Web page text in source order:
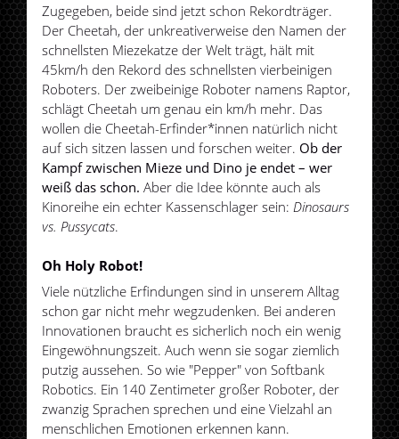
Zugegeben, beide sind jetzt schon Rekordträger.
Der Cheetah, der unkreativerweise den Namen der
schnellsten Miezekatze der Welt trägt, hält mit
45km/h den Rekord des schnellsten vierbeinigen
Roboters. Der zweibeinige Roboter namens Raptor,
schlägt Cheetah um genau ein km/h mehr. Das
wollen die Cheetah-Erfinder*innen natürlich nicht
auf sich sitzen lassen und forschen weiter. Ob der
Kampf zwischen Mieze und Dino je endet – wer
weiß das schon. Aber die Idee könnte auch als
Kinoreihe ein echter Kassenschlager sein: Dinosaurs
vs. Pussycats.
Oh Holy Robot!
Viele nützliche Erfindungen sind in unserem Alltag
schon gar nicht mehr wegzudenken. Bei anderen
Innovationen braucht es sicherlich noch ein wenig
Eingewöhnungszeit. Auch wenn sie sogar ziemlich
putzig aussehen. So wie "Pepper" von Softbank
Robotics. Ein 140 Zentimeter großer Roboter, der
zwanzig Sprachen sprechen und eine Vielzahl an
menschlichen Emotionen erkennen kann.